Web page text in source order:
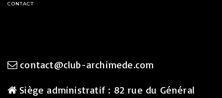
CONTACT
contact@club-archimede.com
Siège administratif : 82 rue du Général